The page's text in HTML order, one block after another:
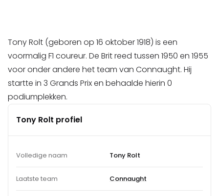
Tony Rolt (geboren op 16 oktober 1918) is een
voormalig F1 coureur. De Brit reed tussen 1950 en 1955
voor onder andere het team van Connaught. Hij
startte in 3 Grands Prix en behaalde hierin 0
podiumplekken.
Tony Rolt profiel
Volledige naam Tony Rolt
Laatste team Connaught